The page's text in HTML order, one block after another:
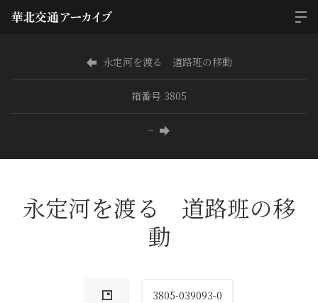
永定河を渡る 道路班の移動
箱番号 3805
−
永定河を渡る 道路班の移
動
3805-039093-0